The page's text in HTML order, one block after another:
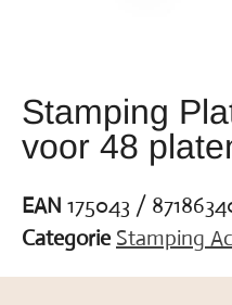
Stamping
voor 48
EAN 175043 /
Categorie Stamping